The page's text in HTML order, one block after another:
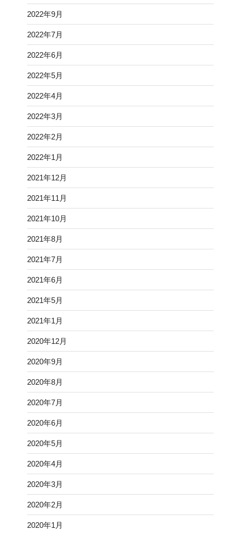
2022年9月
2022年7月
2022年6月
2022年5月
2022年4月
2022年3月
2022年2月
2022年1月
2021年12月
2021年11月
2021年10月
2021年8月
2021年7月
2021年6月
2021年5月
2021年1月
2020年12月
2020年9月
2020年8月
2020年7月
2020年6月
2020年5月
2020年4月
2020年3月
2020年2月
2020年1月